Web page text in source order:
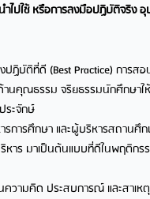
ำไปใช้ หรือการลงมือปฏิบัติจริง
ปฏิบัติที่ดี (Best Practice) การสอ
านคุณธรรม จริยธรรมนักศึกษา
ระจักษ์
การศึกษา และผู้บริหารสถานศึก
หาร มาเป็นต้นแบบที่ดีในพฤติกร
วามคิด ประสบการณ์ และสาเห